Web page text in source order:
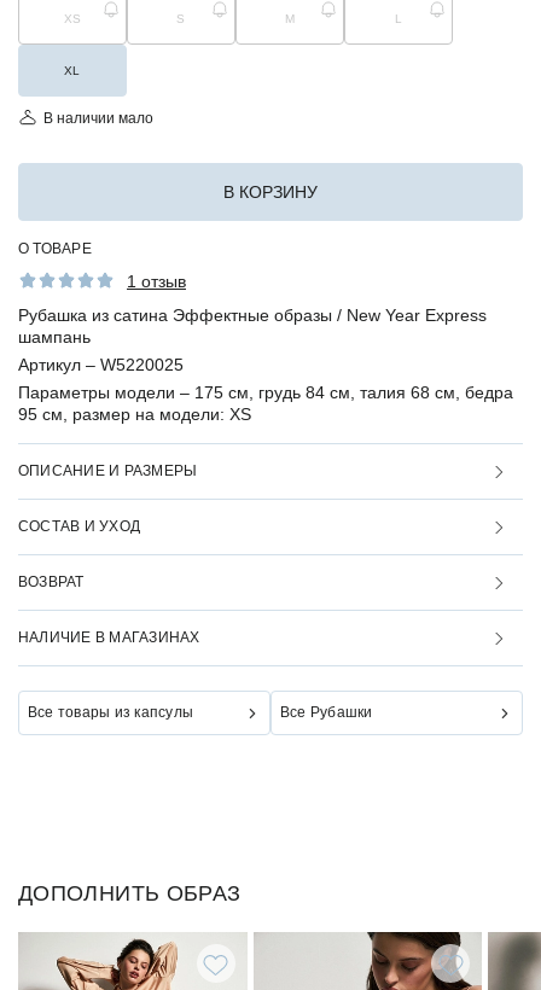
XS S M L
XL
В наличии мало
В КОРЗИНУ
О ТОВАРЕ
1 отзыв
Рубашка из сатина Эффектные образы / New Year Express
шампань
Артикул – W5220025
Параметры модели – 175 см, грудь 84 см, талия 68 см, бедра
95 см, размер на модели: XS
ОПИСАНИЕ И РАЗМЕРЫ
СОСТАВ И УХОД
ВОЗВРАТ
НАЛИЧИЕ В МАГАЗИНАХ
Все товары из капсулы Все Рубашки
ДОПОЛНИТЬ ОБРАЗ